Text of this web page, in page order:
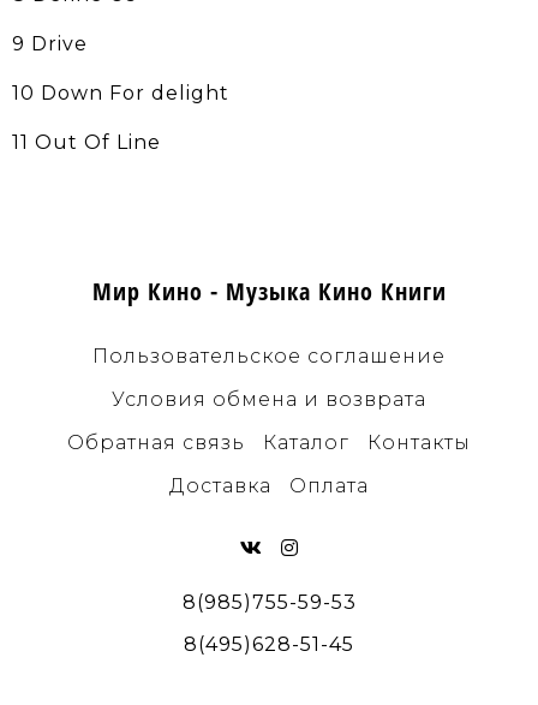
9 Drive
10 Down For delight
11 Out Of Line
Мир Кино - Музыка Кино Книги
Пользовательское соглашение
Условия обмена и возврата
Обратная связь
Каталог
Контакты
Доставка
Оплата
8(985)755-59-53
8(495)628-51-45